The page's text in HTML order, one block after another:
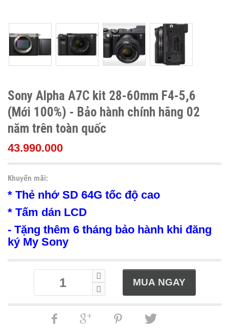
Sony Alpha A7C kit 28-60mm F4-5,6
(Mới 100%) - Bảo hành chính hãng 02
năm trên toàn quốc
43.990.000
Khuyến mãi:
* Thẻ nhớ SD 64G tốc độ cao
* Tấm dán LCD
- Tặng thêm 6 tháng bảo hành khi đăng
ký My Sony